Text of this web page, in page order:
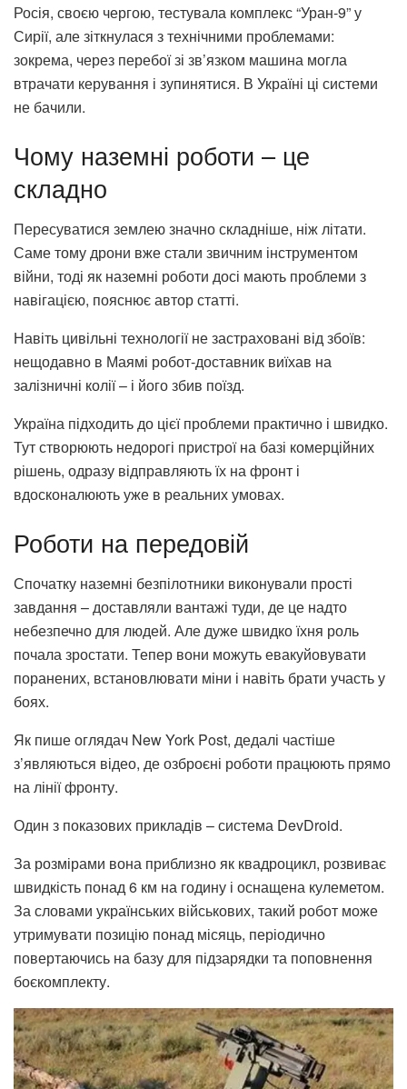
Росія, своєю чергою, тестувала комплекс “Уран-9” у
Сирії, але зіткнулася з технічними проблемами:
зокрема, через перебої зі зв’язком машина могла
втрачати керування і зупинятися. В Україні ці системи
не бачили.
Чому наземні роботи – це
складно
Пересуватися землею значно складніше, ніж літати.
Саме тому дрони вже стали звичним інструментом
війни, тоді як наземні роботи досі мають проблеми з
навігацією, пояснює автор статті.
Навіть цивільні технології не застраховані від збоїв:
нещодавно в Маямі робот-доставник виїхав на
залізничні колії – і його збив поїзд.
Україна підходить до цієї проблеми практично і швидко.
Тут створюють недорогі пристрої на базі комерційних
рішень, одразу відправляють їх на фронт і
вдосконалюють уже в реальних умовах.
Роботи на передовій
Спочатку наземні безпілотники виконували прості
завдання – доставляли вантажі туди, де це надто
небезпечно для людей. Але дуже швидко їхня роль
почала зростати. Тепер вони можуть евакуйовувати
поранених, встановлювати міни і навіть брати участь у
боях.
Як пише оглядач New York Post, дедалі частіше
з’являються відео, де озброєні роботи працюють прямо
на лінії фронту.
Один з показових прикладів – система DevDroid.
За розмірами вона приблизно як квадроцикл, розвиває
швидкість понад 6 км на годину і оснащена кулеметом.
За словами українських військових, такий робот може
утримувати позицію понад місяць, періодично
повертаючись на базу для підзарядки та поповнення
боєкомплекту.